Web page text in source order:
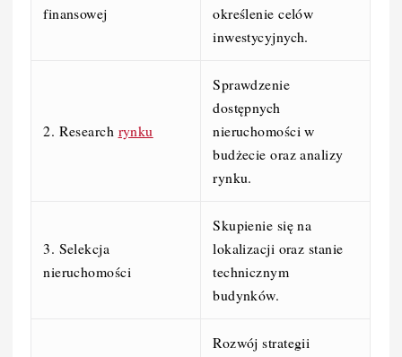
finansowej
określenie celów
inwestycyjnych.
2. Research rynku
Sprawdzenie
dostępnych
nieruchomości w
budżecie oraz analizy
rynku.
3. Selekcja
nieruchomości
Skupienie się na
lokalizacji oraz stanie
technicznym
budynków.
Rozwój strategii